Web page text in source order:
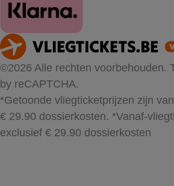
©2026 Alle rechten voorbehouden.
by reCAPTCHA.
*Getoonde vliegticketprijzen zijn
€ 29.90 dossierkosten. *Vanaf-
exclusief € 29.90 dossierkosten